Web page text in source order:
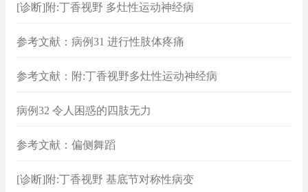
[诊断]附:丁香视野 多灶性运动神经病
参考文献：病例31 进行性肢体疼痛
参考文献：附:丁香视野多灶性运动神经病
病例32 令人困惑的四肢无力
参考文献：偏侧舞蹈
[诊断]附:丁香视野 基底节对称性病变